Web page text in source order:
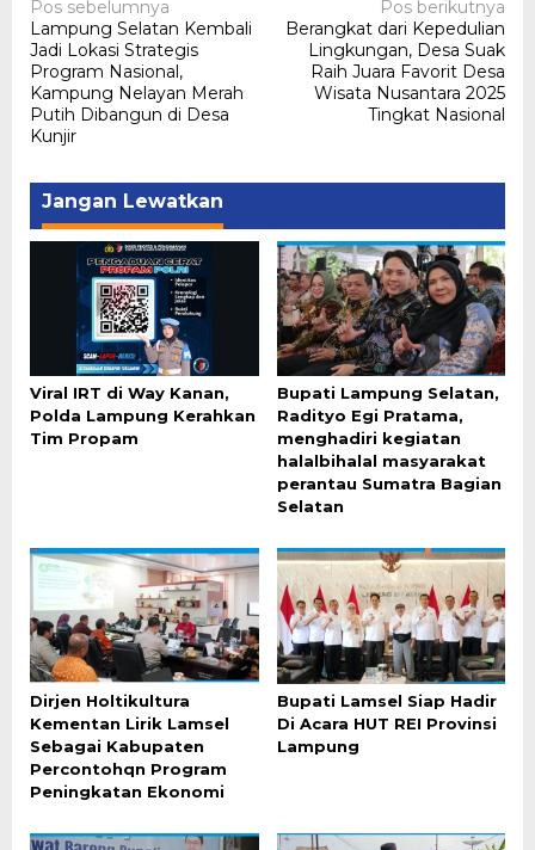
Navigasi
pos
Pos sebelumnya
Lampung Selatan Kembali
Jadi Lokasi Strategis
Program Nasional,
Kampung Nelayan Merah
Putih Dibangun di Desa
Kunjir
Pos berikutnya
Berangkat dari Kepedulian
Lingkungan, Desa Suak
Raih Juara Favorit Desa
Wisata Nusantara 2025
Tingkat Nasional
Jangan Lewatkan
Viral IRT di Way Kanan,
Polda Lampung Kerahkan
Tim Propam
Bupati Lampung Selatan,
Radityo Egi Pratama,
menghadiri kegiatan
halalbihalal masyarakat
perantau Sumatra Bagian
Selatan
Dirjen Holtikultura
Kementan Lirik Lamsel
Sebagai Kabupaten
Percontohqn Program
Peningkatan Ekonomi
Bupati Lamsel Siap Hadir
Di Acara HUT REI Provinsi
Lampung